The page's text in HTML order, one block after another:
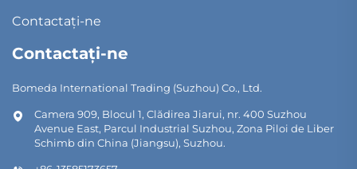
Contactați-ne
Contactați-ne
Bomeda International Trading (Suzhou) Co., Ltd.
Camera 909, Blocul 1, Clădirea Jiarui, nr. 400 Suzhou
Avenue East, Parcul Industrial Suzhou, Zona Piloi de Liber
Schimb din China (Jiangsu), Suzhou.